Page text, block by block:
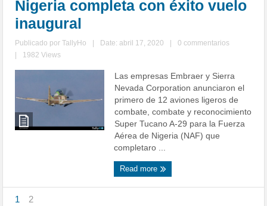
Nigeria completa con éxito vuelo
inaugural
Publicado porTallyHo Date: abril 17, 2020
0 commentarios
1982 Views
Las empresas Embraer y Sierra
Nevada Corporation anunciaron el
primero de 12 aviones ligeros de
combate, combate y reconocimiento
Super Tucano A-29 para la Fuerza
Aérea de Nigeria (NAF) que
completaro ...
Read more
1 2